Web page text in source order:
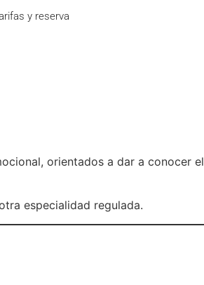
y reserva
orientados a dar a conocer el
especialidad regulada.